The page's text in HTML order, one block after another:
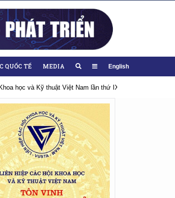
QUỐC TẾ MEDIA English
học và Kỹ thuật Việt Nam lần thứ IX, nhiệm kỳ 2026-